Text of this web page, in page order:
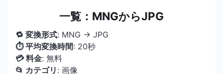
一覧：MNGからJPG
🔁 変換形式: MNG → JPG
⏱ 平均変換時間: 20秒
💳 料金: 無料
📂 カテゴリ : 画像